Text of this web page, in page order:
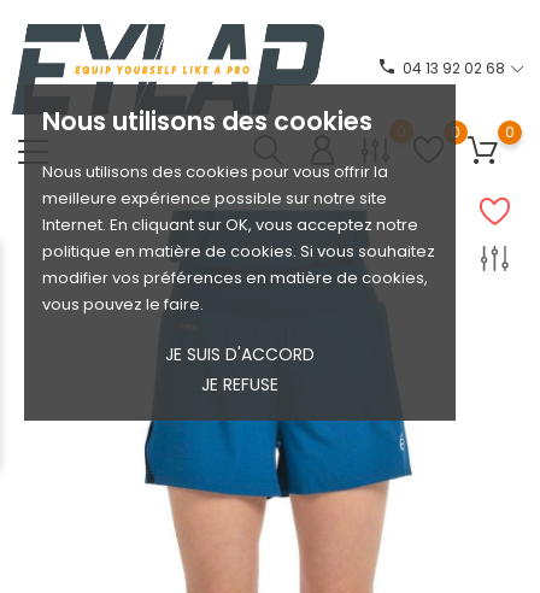
Nous utilisons des cookies
Nous utilisons des cookies pour vous offrir la
meilleure expérience possible sur notre site
Internet. En cliquant sur OK, vous acceptez notre
politique en matière de cookies. Si vous souhaitez
modifier vos préférences en matière de cookies,
vous pouvez le faire.
JE SUIS D'ACCORD
JE REFUSE
phone 04 13 92 02 68
0 0 0